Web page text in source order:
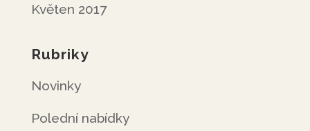
Květen 2017
Rubriky
Novinky
Polední nabídky